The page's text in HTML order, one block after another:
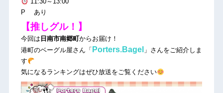
P あり
【推しグル！】
今回は 日南市南郷町からお届け！
港町のベーグル屋さん「 Porters.Bagel 」さんをご紹介しま
す
気になるランキングはぜひ放送をご覧ください